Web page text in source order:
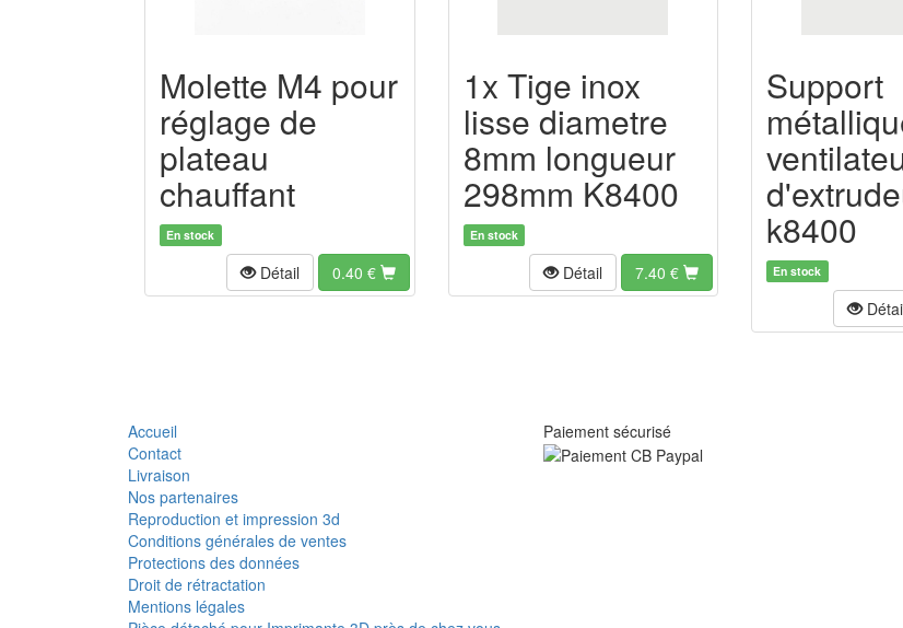
Molette M4 pour
réglage de
plateau
chauffant
En stock
Détail 0.40 €
1x Tige inox
lisse diametre
8mm longueur
298mm K8400
En stock
Détail 7.40 €
Support
k8400
En stock
Accueil
Contact
Livraison
Nos partenaires
Reproduction et impression 3d
Conditions générales de ventes
Protections des données
Droit de rétractation
Mentions légales
Paiement sécurisé